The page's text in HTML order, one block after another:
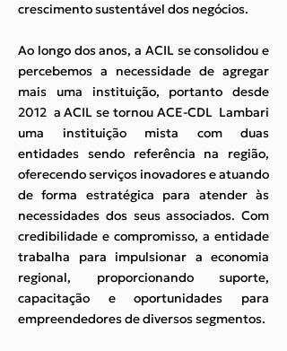
crescimento sustentável dos negócios.
Ao longo dos anos, a ACIL se consolidou e
percebemos a necessidade de agregar
mais uma instituição, portanto desde
2012 a ACIL se tornou ACE-CDL Lambari
uma instituição mista com duas
entidades sendo referência na região,
oferecendo serviços inovadores e atuando
de forma estratégica para atender às
necessidades dos seus associados. Com
credibilidade e compromisso, a entidade
trabalha para impulsionar a economia
regional, proporcionando suporte,
capacitação e oportunidades para
empreendedores de diversos segmentos.